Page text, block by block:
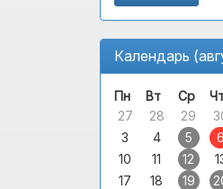
Календарь
Пн Вт Ср
27
28 29
3
4 5 6
10
11 12
17
18 19